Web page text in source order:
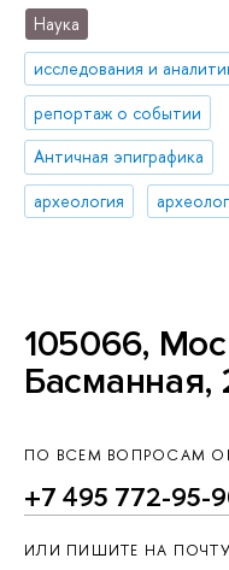
Наука
исследования и
репортаж о событии
Античная эпиграфика
археология
105066,
Басманная,
ПО ВСЕМ ВОПРОСАМ
+7 495 772-95-
ИЛИ ПИШИТЕ НА ПОЧТУ